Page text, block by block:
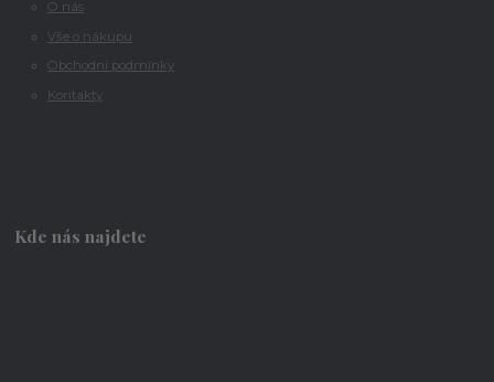
O nás
Vše o nákupu
Obchodní podmínky
Kontakty
Kde nás najdete